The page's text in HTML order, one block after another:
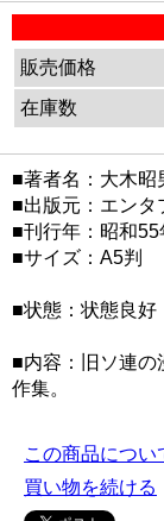
販売価格
在庫数
■著者名：大木昭
■出版元：エンタ
■刊行年：昭和
■サイズ：A5判
■状態：状態良好
■内容：旧ソ連の
作集。
この商品につい
買い物を続ける